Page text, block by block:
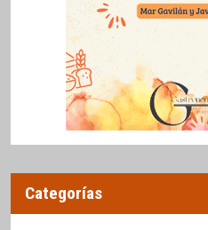
Categorías